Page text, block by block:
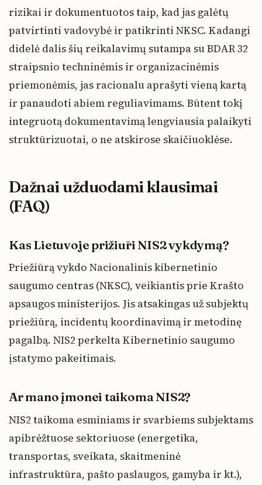
rizikai ir dokumentuotos taip, kad jas galėtų
patvirtinti vadovybė ir patikrinti NKSC. Kadangi
didelė dalis šių reikalavimų sutampa su BDAR 32
straipsnio techninėmis ir organizacinėmis
priemonėmis, jas racionalu aprašyti vieną kartą
ir panaudoti abiem reguliavimams. Būtent tokį
integruotą dokumentavimą lengviausia palaikyti
struktūrizuotai, o ne atskirose skaičiuoklėse.
Dažnai užduodami klausimai
(FAQ)
Kas Lietuvoje prižiūri NIS2 vykdymą?
Priežiūrą vykdo Nacionalinis kibernetinio
saugumo centras (NKSC), veikiantis prie Krašto
apsaugos ministerijos. Jis atsakingas už subjektų
priežiūrą, incidentų koordinavimą ir metodinę
pagalbą. NIS2 perkelta Kibernetinio saugumo
įstatymo pakeitimais.
Ar mano įmonei taikoma NIS2?
NIS2 taikoma esminiams ir svarbiems subjektams
apibrėžtuose sektoriuose (energetika,
transportas, sveikata, skaitmeninė
infrastruktūra, pašto paslaugos, gamyba ir kt.),